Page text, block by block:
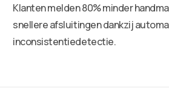
Klanten melden 80% minder
snellere afsluitingen dankzij
inconsistentiedetectie.